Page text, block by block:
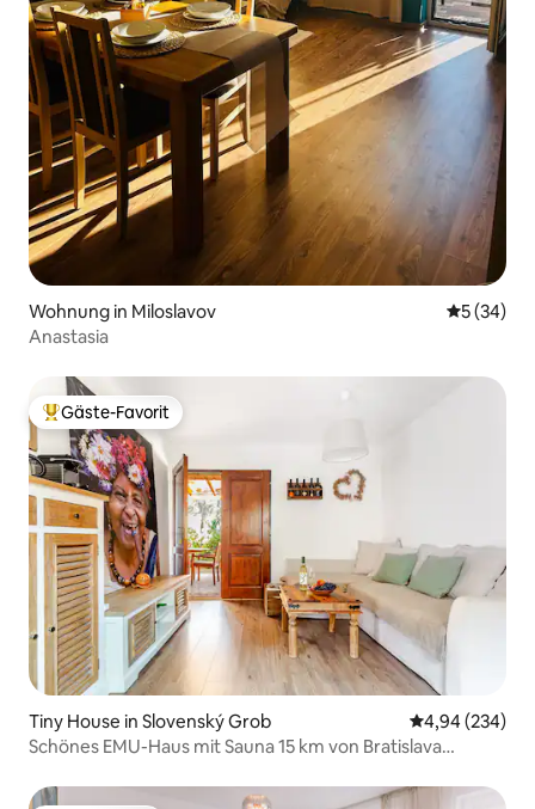
Wohnung in Miloslavov
5 (34)
Anastasia
Beliebter Gäste-Favorit.
Gäste-Favorit
Tiny House in Slovenský Grob
4,94 (234)
Schönes EMU-Haus mit Sauna 15 km von Bratislava